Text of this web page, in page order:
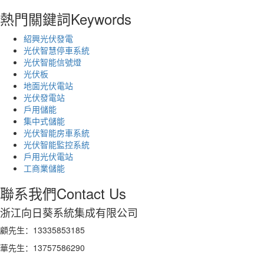
熱門關鍵詞Keywords
紹興光伏發電
光伏智慧停車系統
光伏智能信號燈
光伏板
地面光伏電站
光伏發電站
戶用儲能
集中式儲能
光伏智能房車系統
光伏智能監控系統
戶用光伏電站
工商業儲能
聯系我們Contact Us
浙江向日葵系統集成有限公司
顧先生：13335853185
華先生：13757586290